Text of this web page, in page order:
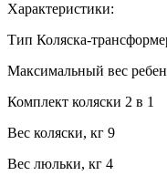
Характеристики:
Тип Коляска-
Максимальный вес
Комплект коляски 2 в 1
Вес коляски, кг 9
Вес люльки, кг 4